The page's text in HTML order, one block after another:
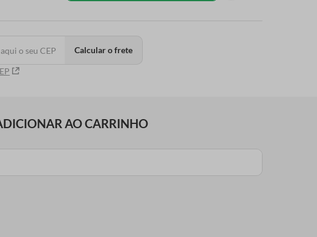
Calcular o frete
AO CARRINHO